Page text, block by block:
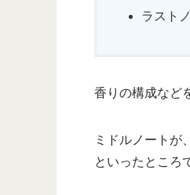
ラスト
香りの構成など
ミドルノートが
といったところ